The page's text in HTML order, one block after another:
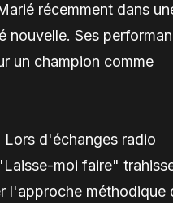
récemment dans
nouvelle. Ses
un champion comme
Lors d'échanges radio
moi faire"
l'approche méthodique